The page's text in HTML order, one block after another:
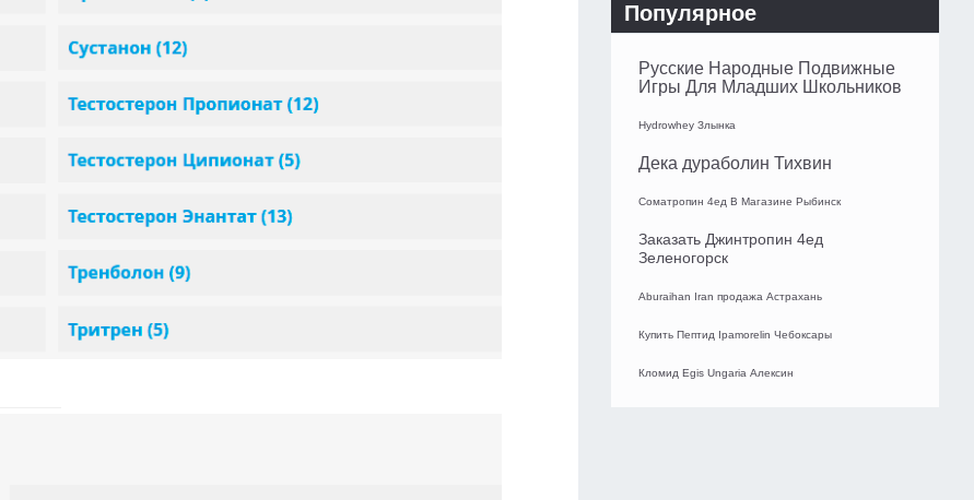
Популярное
Русские Народные Подвижные
Игры Для Младших Школьников
Hydrowhey Злынка
Дека дураболин Тихвин
Cоматропин 4ед В Магазине Рыбинск
Заказать Джинтропин 4ед
Зеленогорск
Aburaihan Iran продажа Астрахань
Купить Пептид Ipamorelin Чебоксары
Кломид Egis Ungaria Алексин